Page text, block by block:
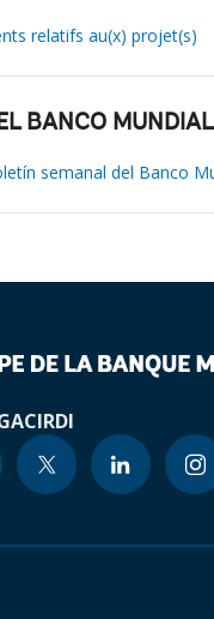
relatifs au(x) projet(s)
BANCO MUNDIAL
semanal del Banco
CIRDI